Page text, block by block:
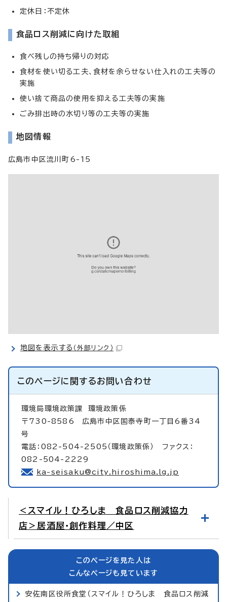
定休日：不定休
食品ロス削減に向けた取組
食べ残しの持ち帰りの対応
食材を使い切る工夫、食材を余らせない仕入れの工夫等の
実施
使い捨て商品の使用を抑える工夫等の実施
ごみ排出時の水切り等の工夫等の実施
地図情報
広島市中区流川町6-15
地図を表示する （外部リンク）
このページに関するお問い合わせ
環境局環境政策課 環境政策係
〒730-8586 広島市中区国泰寺町一丁目6番34
号
電話：082-504-2505（環境政策係） ファクス：
082-504-2229
ka-seisaku@city.hiroshima.lg.jp
＜スマイル！ひろしま 食品ロス削減協力
店＞居酒屋・創作料理／中区
このページを見た人は
こんなページも見ています
安佐南区役所食堂（スマイル！ひろしま 食品ロス削減